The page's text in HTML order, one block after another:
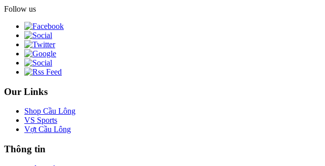
Follow us
Our Links
Shop Cầu Lông
VS Sports
Vợt Cầu Lông
Thông tin